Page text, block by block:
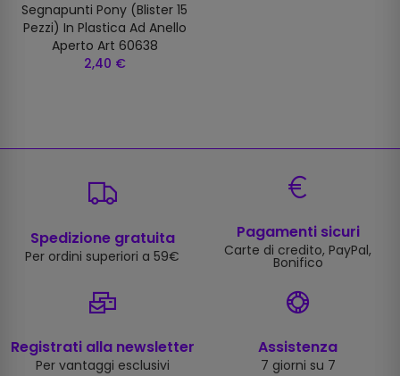
Segnapunti Pony (blister 15
Pezzi) In Plastica Ad Anello
Aperto Art 60638
2,40 €
Spedizione gratuita
Per ordini superiori a 59€
Pagamenti sicuri
Carte di credito, PayPal,
Bonifico
Registrati alla newsletter
Per vantaggi esclusivi
Assistenza
7 giorni su 7